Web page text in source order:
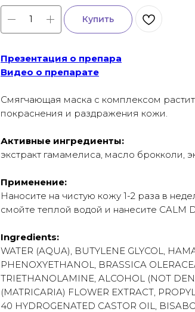
Купить
Презентация о препара
Видео о препарате
Смягчающая маска с комплексом
покраснения и раздражения кожи.
Активные ингредиенты:
экстракт гамамелиса, масло брокколи,
Применение:
Наносите на чистую кожу 1-2 раза в
смойте теплой водой и нанесите CALM
Ingredients:
WATER (AQUA), BUTYLENE GLYCOL,
PHENOXYETHANOL, BRASSICA
TRIETHANOLAMINE, ALCOHOL (NOT
(MATRICARIA) FLOWER EXTRACT,
40 HYDROGENATED CASTOR OIL,